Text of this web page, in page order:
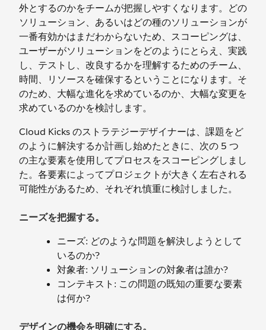
外とするのかをチームが把握しやすくなります。どの
ソリューション、あるいはどの種のソリューションが
一番有効かはまだわからないため、スコーピングは、
ユーザーがソリューションをどのようにとらえ、実践
し、テストし、改良するかを理解するためのチーム、
時間、リソースを確保するということになります。そ
のため、大幅な進化を求めているのか、大幅な変更を
求めているのかを検討します。
Cloud Kicks のストラテジーデザイナーは、課題をど
のように解決するか計画し始めたときに、次の 5 つ
の主な要素を使用してプロセスをスコーピングしまし
た。各要素によってプロジェクトが大きく左右される
可能性があるため、それぞれ慎重に検討しました。
ニーズを把握する。
ニーズ: どのような問題を解決しようとして
いるのか?
対象者: ソリューションの対象者は誰か?
コンテキスト: この問題の既知の重要な要素
は何か?
デザインの機会を明確にする。